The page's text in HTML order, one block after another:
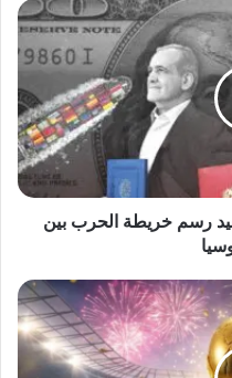
رسم خريطة الحرب بين